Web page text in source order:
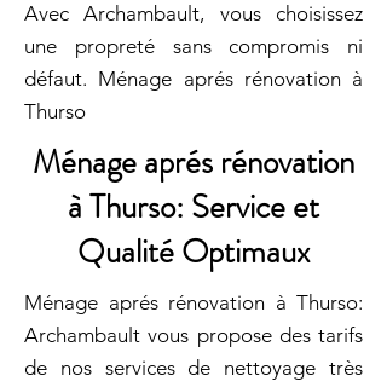
Avec Archambault, vous choisissez
une propreté sans compromis ni
défaut. Ménage aprés rénovation à
Thurso
Ménage aprés rénovation
à Thurso: Service et
Qualité Optimaux
Ménage aprés rénovation à Thurso:
Archambault vous propose des tarifs
de nos services de nettoyage très